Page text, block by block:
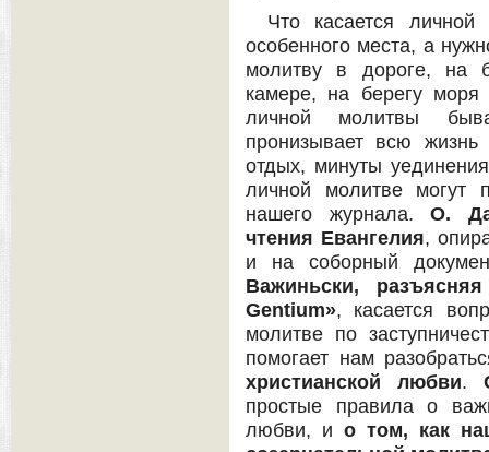
Что касается
особенного места, а
молитву в дороге, на
камере, на берегу
личной молитвы
пронизывает всю
отдых, минуты
личной молитве могут
нашего журнала. О.
чтения Евангелия,
и на соборный
Важиньски,
Gentium», касается
молитве по
помогает нам
христианской любви.
простые правила о
любви, и о том, как